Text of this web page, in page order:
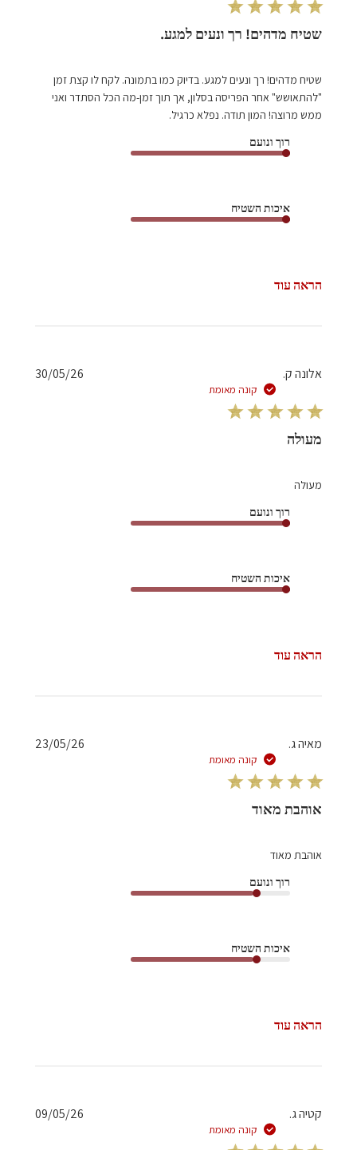
שטיח מדהים! רך ונעים למגע.
שטיח מדהים! רך ונעים למגע. בדיוק כמו בתמונה. לקח לו קצת זמן
"להתאושש" אחר הפריסה בסלון, אך תוך זמן-מה הכל הסתדר ואני
ממש מרוצה! המון תודה. נפלא כרגיל.
רוך ונועם
איכות השטיח
הראה עוד
אלונה ק.
קונה מאומת
מעולה
מעולה
רוך ונועם
איכות השטיח
הראה עוד
30/05/26
מאיה ג.
קונה מאומת
אוהבת מאוד
אוהבת מאוד
רוך ונועם
איכות השטיח
הראה עוד
23/05/26
קטיה ג.
קונה מאומת
תאריך09/05/26